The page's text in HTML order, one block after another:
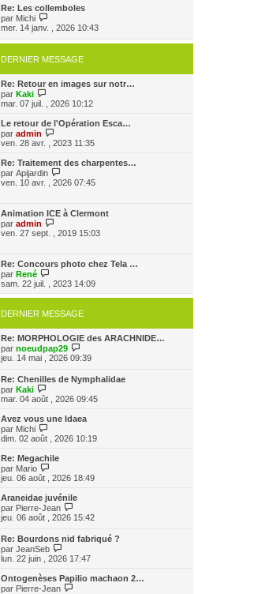
s
a
g
e
r
i
e
m
s
g
r
e
d
e
n
e
m
e
s
s
a
g
Re: Les collemboles
par Michi
r
l
e
d
e
n
e
r
m
e
s
a
g
mer. 14 janv. , 2026 10:43
DERNIER MESSAGE
Re: Retour en images sur notr…
par Kaki
o
r
l
e
d
r
n
i
m
e
s
g
e
mar. 07 juil. , 2026 10:12
Le retour de l'Opération Esca…
par admin
o
r
l
e
d
n
e
e
s
a
e
ven. 28 avr. , 2023 11:35
Re: Traitement des charpentes…
par Apijardin
o
e
d
e
i
r
m
s
g
e
ven. 10 avr. , 2026 07:45
Animation ICE à Clermont
par admin
o
e
d
e
r
i
r
m
e
s
a
e
ven. 27 sept. , 2019 15:03
Re: Concours photo chez Tela …
par René
o
r
l
e
d
e
r
n
e
m
e
s
a
g
sam. 22 juil. , 2023 14:09
DERNIER MESSAGE
Re: MORPHOLOGIE des ARACHNIDE…
par noeudpap29
o
l
e
d
r
i
e
g
jeu. 14 mai , 2026 09:39
Re: Chenilles de Nymphalidae
par Kaki
o
r
d
e
r
n
i
r
m
e
s
a
g
mar. 04 août , 2026 09:45
Avez vous une Idaea
par Michi
i
r
e
d
r
n
r
m
e
s
a
dim. 02 août , 2026 10:19
Re: Megachile
par Mario
o
r
l
e
d
r
n
i
r
m
jeu. 06 août , 2026 18:49
Araneidae juvénile
par Pierre-Jean
o
e
d
r
jeu. 06 août , 2026 15:42
Re: Bourdons nid fabriqué ?
par JeanSeb
o
r
l
lun. 22 juin , 2026 17:47
Ontogenèses Papilio machaon 2…
par Pierre-Jean